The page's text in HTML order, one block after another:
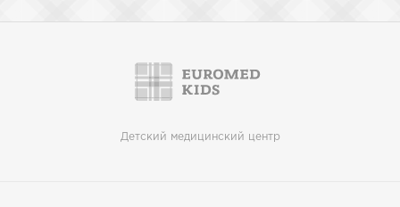
Детский медицинский центр